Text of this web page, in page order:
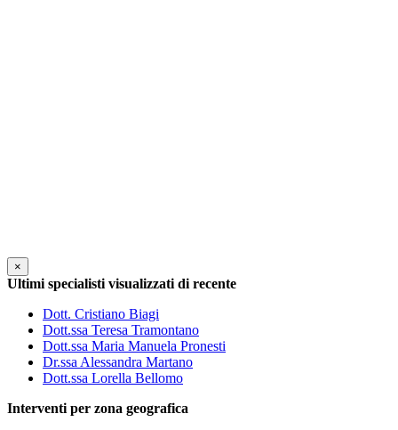
×
Ultimi specialisti visualizzati di recente
Dott. Cristiano Biagi
Dott.ssa Teresa Tramontano
Dott.ssa Maria Manuela Pronesti
Dr.ssa Alessandra Martano
Dott.ssa Lorella Bellomo
Interventi per zona geografica